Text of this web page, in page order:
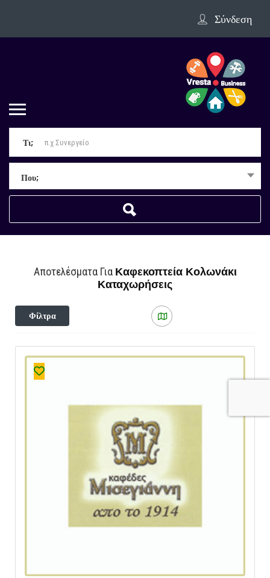
Σύνδεση
Τι;
Που;
Αποτελέσματα Για Καφεκοπτεία Κολωνάκι
Καταχωρήσεις
Φίλτρα